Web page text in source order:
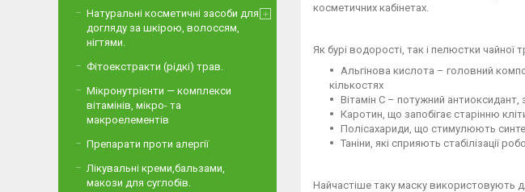
косметичних кабінетах.
Як бурі водорості, так і пелюстки чайної
Альгінова кислота – головний
кількостях
Вітамін С – потужний
Каротин, що запобігає старінню
Полісахариди, що стимулюють
Таніни, які сприяють стабілізації
Найчастіше таку маску використовують
Натуральні косметичні засоби для
догляду за шкірою, волоссям,
нігтями.
Фітоекстракти (рідкі) трав.
Мікронутрієнти — комплекси
вітамінів, мікро- та
макроелементів
Препарати проти алергії
Лікувальні креми,бальзами,
макози для суглобів.